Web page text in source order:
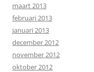
maart 2013
februari 2013
januari 2013
december 2012
november 2012
oktober 2012